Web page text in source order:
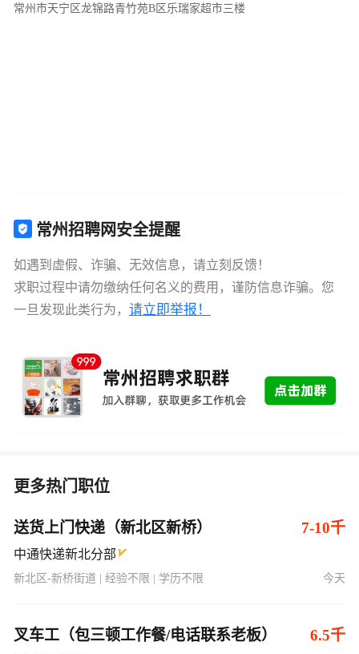
常州市天宁区龙锦路青竹苑B区乐瑞家超市三楼
常州招聘网安全提醒
如遇到虚假、诈骗、无效信息，请立刻反馈！
求职过程中请勿缴纳任何名义的费用，谨防信息诈骗。您
一旦发现此类行为， 请立即举报！
更多热门职位
送货上门快递（新北区新桥） 7-10千
中通快递新北分部
新北区-新桥街道 | 经验不限 | 学历不限 今天
叉车工（包三顿工作餐/电话联系老板） 6.5千